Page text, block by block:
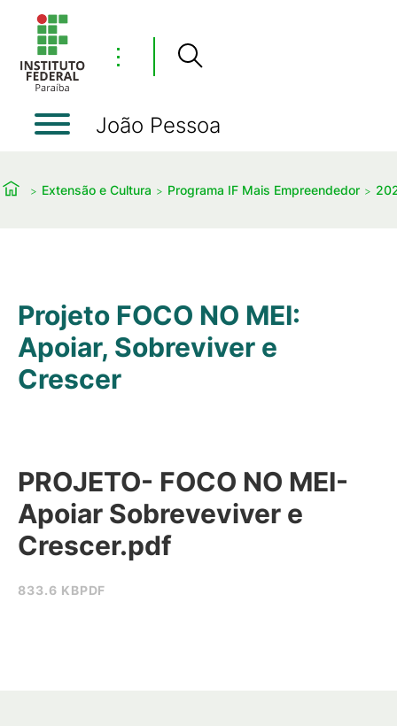
⋮
João Pessoa
Extensão e Cultura Programa IF Mais Empreendedor
Projeto FOCO NO MEI:
Apoiar, Sobreviver e
Crescer
833.6 KBPDF
PROJETO- FOCO NO MEI-
Apoiar Sobreveviver e
Crescer.pdf